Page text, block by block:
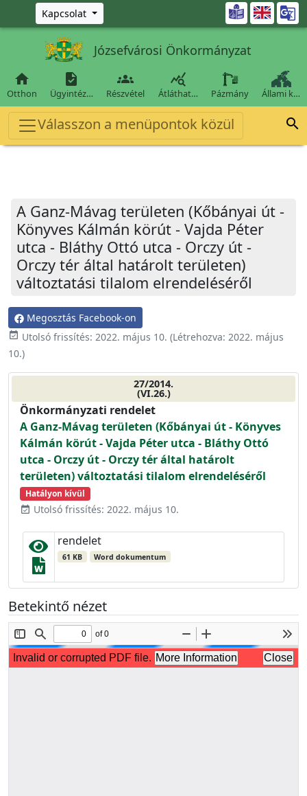
Ugrás a fő tartalomra
Kapcsolat 
Józsefvárosi Önkormányzat

Otthon

Ügyintéz…

Részvétel

Átláthat… Pázmány Állami k…
Válasszon a menüpontok közül 
A Ganz-Mávag területen (Kőbányai út -
Könyves Kálmán körút - Vajda Péter
utca - Bláthy Ottó utca - Orczy út -
Orczy tér által határolt területen)
változtatási tilalom elrendeléséről
Megosztás Facebook-on
event_available Utolsó frissítés: 2022. május 10. (Létrehozva: 2022. május
10.)
27/2014.
(VI.26.)
Önkormányzati rendelet
A Ganz-Mávag területen (Kőbányai út - Könyves
Kálmán körút - Vajda Péter utca - Bláthy Ottó
utca - Orczy út - Orczy tér által határolt
területen) változtatási tilalom elrendeléséről
Hatályon kívül
event_available Utolsó frissítés: 2022. május 10.
rendelet
61 KB Word dokumentum
Betekintő nézet